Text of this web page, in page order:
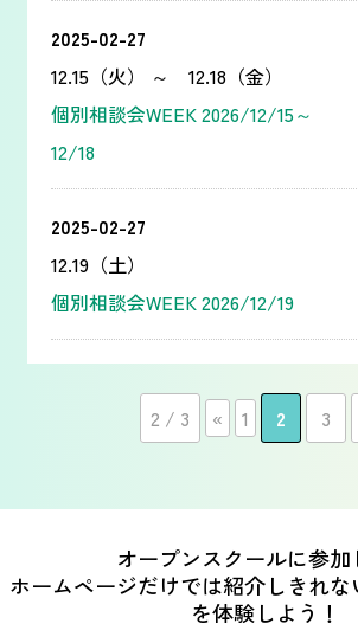
2025-02-27
12.15（火） ～ 12.18（金）
個別相談会WEEK 2026/12/15～
12/18
2025-02-27
12.19（土）
個別相談会WEEK 2026/12/19
2 / 3 « 1 2 3
オープンスクールに参加
ホームページだけでは紹介しきれ
を体験しよう！